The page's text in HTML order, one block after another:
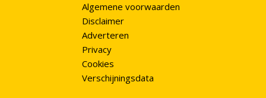
Algemene voorwaarden
Disclaimer
Adverteren
Privacy
Cookies
Verschijningsdata